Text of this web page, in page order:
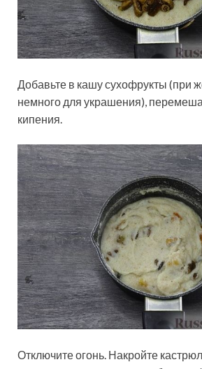
Добавьте в кашу сухофрукты (при
немного для украшения),
кипения.
Отключите огонь. Накройте